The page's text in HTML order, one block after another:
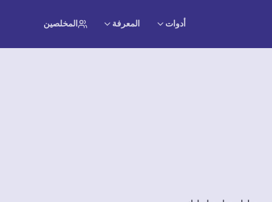
أدوات المعرفة المخلصين